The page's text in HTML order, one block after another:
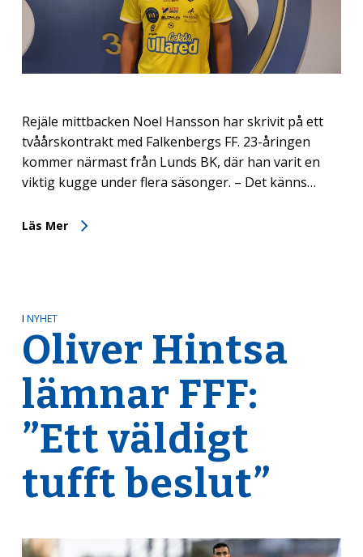
Rejäle mittbacken Noel Hansson har skrivit på ett
tvåårskontrakt med Falkenbergs FF. 23-åringen
kommer närmast från Lunds BK, där han varit en
viktig kugge under flera säsonger. – Det känns…
Läs Mer
I NYHET
Oliver Hintsa
lämnar FFF:
”Ett väldigt
tufft beslut”